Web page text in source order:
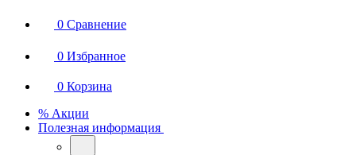
0 Сравнение
0 Избранное
0 Корзина
% Акции
Полезная информация